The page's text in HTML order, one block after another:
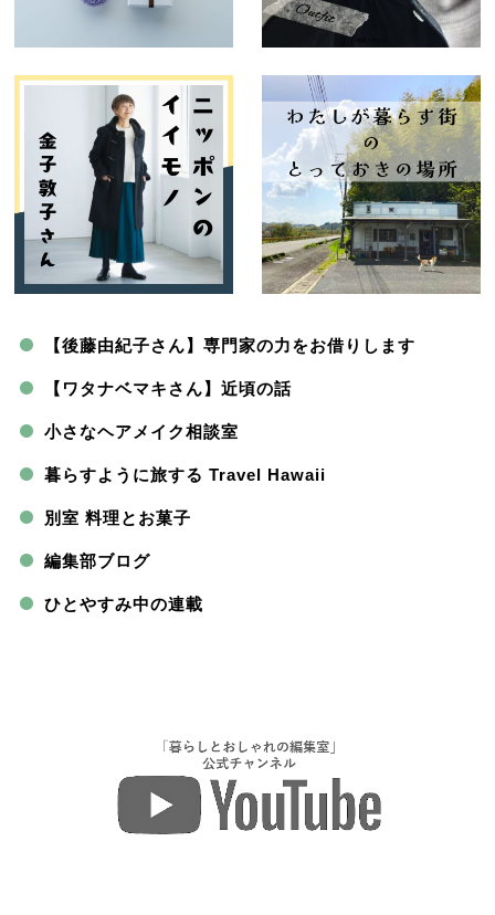
【後藤由紀子さん】専門家の力をお借りします
【ワタナベマキさん】近頃の話
小さなヘアメイク相談室
暮らすように旅する Travel Hawaii
別室 料理とお菓子
編集部ブログ
ひとやすみ中の連載